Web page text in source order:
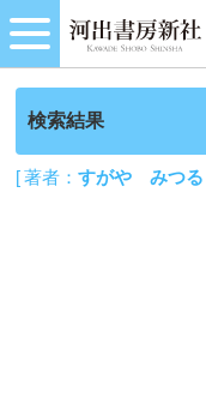
検索結果
[ 著者：すがや みつる